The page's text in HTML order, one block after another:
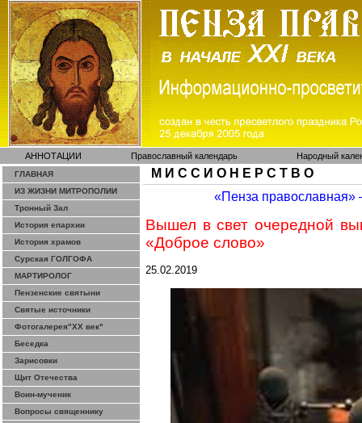
АННОТАЦИИ Православный календарь Народный
ГЛАВНАЯ
ИЗ ЖИЗНИ МИТРОПОЛИИ
Тронный Зал
История епархии
История храмов
Сурская ГОЛГОФА
МАРТИРОЛОГ
Пензенские святыни
Святые источники
Фотогалерея"ХХ век"
Беседка
Зарисовки
Щит Отечества
Воин-мученик
Вопросы священнику
М И С С И О Н Е Р С Т В О
«Пенза православная»
Вышел в свет очередной
«Доброе слово»
25.02.2019